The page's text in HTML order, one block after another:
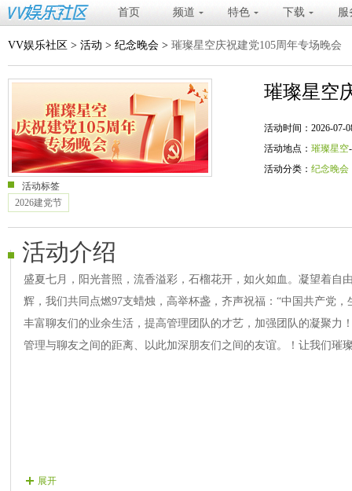
首页 频道 特色 下载 服
VV娱乐社区 > 活动 > 纪念晚会 > 璀璨星空庆祝建党105周年专场晚会
璀璨星空
活动时间：2026-07-
活动地点： 璀璨星空
活动分类： 纪念晚会
活动标签
2026建党节
活动介绍
盛夏七月，阳光普照，流香溢彩，石榴花开，如火如血。凝望着自
辉，我们共同点燃97支蜡烛，高举杯盏，齐声祝福：“中国共产党
丰富聊友们的业余生活，提高管理团队的才艺，加强团队的凝聚力
管理与聊友之间的距离、以此加深朋友们之间的友谊。！让我们璀
展开